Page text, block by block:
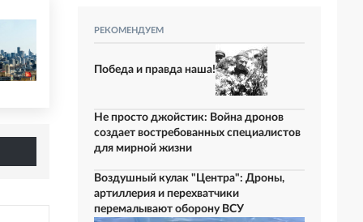
РЕКОМЕНДУЕМ
Победа и правда наша!
Не просто джойстик: Война дронов
создает востребованных специалистов
для мирной жизни
Воздушный кулак "Центра": Дроны,
артиллерия и перехватчики
перемалывают оборону ВСУ